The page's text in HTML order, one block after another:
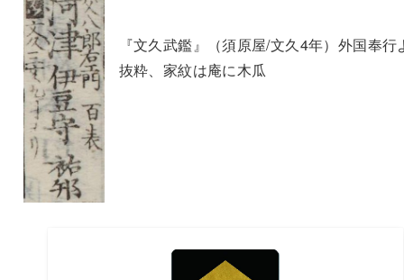
『文久武鑑』（須原屋/文久4年）外国奉行
抜粋、家紋は庵に木瓜